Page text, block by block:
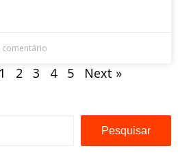
comentário
1 2 3 4 5 Next »
Pesquisar